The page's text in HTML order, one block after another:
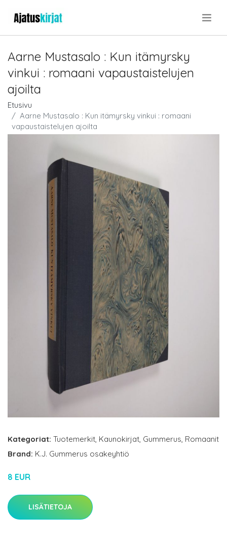
Aarne Mustasalo : Kun itämyrsky
vinkui : romaani vapaustaistelujen
ajoilta
Etusivu
Aarne Mustasalo : Kun itämyrsky vinkui : romaani
vapaustaistelujen ajoilta
Kategoriat: Tuotemerkit, Kaunokirjat, Gummerus, Romaanit
Brand: K.J. Gummerus osakeyhtiö
8 EUR
LISÄTIETOJA